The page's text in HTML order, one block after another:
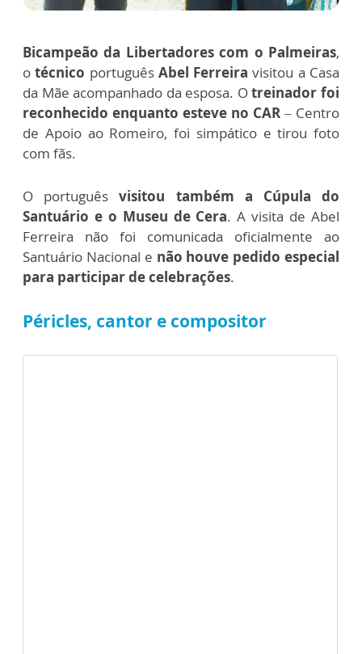
Bicampeão da Libertadores com o Palmeiras,
otécnico português Abel Ferreira visitou a Casa
da Mãe acompanhado da esposa. Otreinador foi
reconhecido enquanto esteve no CAR – Centro
de Apoio ao Romeiro, foi simpático e tirou foto
com fãs.
O portuguêsvisitou também a Cúpula do
Santuário e o Museu de Cera. A visita de Abel
Ferreira não foi comunicada oficialmente ao
Santuário Nacional e não houve pedido especial
para participar de celebrações.
Péricles, cantor e compositor